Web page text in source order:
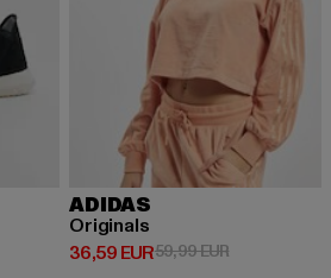
129,99 EUR
ADIDAS
Originals
36,59 EUR
Derzeitiger Preis: 36,59 EUR
59,99 EURAktionspreis: